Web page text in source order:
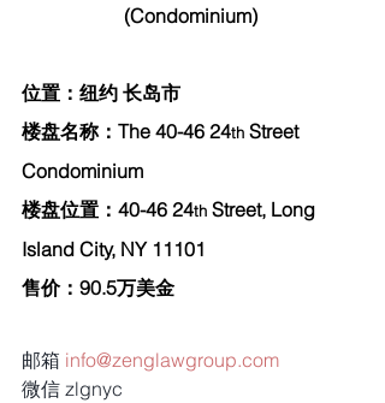
(Condominium)
位置：纽约 长岛市
楼盘名称：The 40-46 24th Street
Condominium
楼盘位置：40-46 24th Street, Long
Island City, NY 11101
售价：90.5万美金
邮箱 info@zenglawgroup.com
微信 zlgnyc